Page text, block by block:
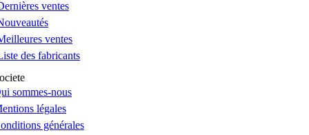
ventes
ventes
des fabricants
sommes-nous
légales
générales